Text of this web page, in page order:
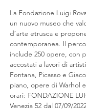
La Fondazione Luigi
un nuovo museo che
d’arte etrusca e
contemporanea. Il
include 250 opere, con
accostati a lavori di
Fontana, Picasso e
piano, opere di Warhol
orari: FONDAZIONE
Venezia 52 dal 07/09/